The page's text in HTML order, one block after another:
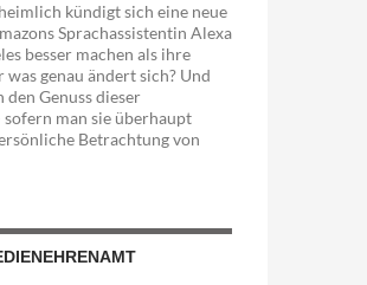
kündigt sich eine neue
Sprachassistentin Alexa
besser machen als ihre
genau ändert sich? Und
Genuss dieser
sofern man sie überhaupt
Betrachtung von